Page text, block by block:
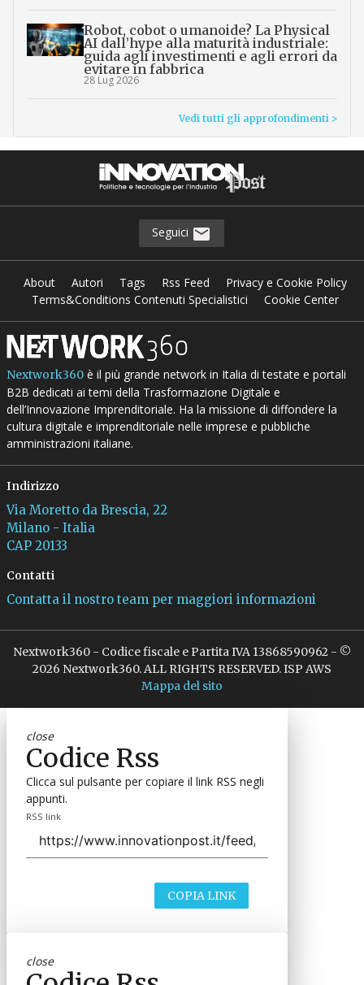
Robot, cobot o umanoide? La Physical
AI dall’hype alla maturità industriale:
guida agli investimenti e agli errori da
evitare in fabbrica
28 Lug 2026
Vedi tutti gli approfondimenti >
Seguici
About Autori Tags Rss Feed
Privacy e Cookie Policy
Terms&Conditions Contenuti Specialistici
Cookie Center
Nextwork360è il più grande network in Italia di testate e portali
B2B dedicati ai temi della Trasformazione Digitale e
dell’Innovazione Imprenditoriale. Ha la missione di diffondere la
cultura digitale e imprenditoriale nelle imprese e pubbliche
amministrazioni italiane.
Indirizzo
Via Moretto da Brescia, 22
Milano - Italia
CAP 20133
Contatti
Contatta il nostro team per maggiori informazioni
Nextwork360 - Codice fiscale e Partita IVA 13868590962 - ©
2026 Nextwork360. ALL RIGHTS RESERVED. ISP AWS
Mappa del sito
close
Codice Rss
Clicca sul pulsante per copiare il link RSS negli
appunti.
RSS link
COPIA LINK
close